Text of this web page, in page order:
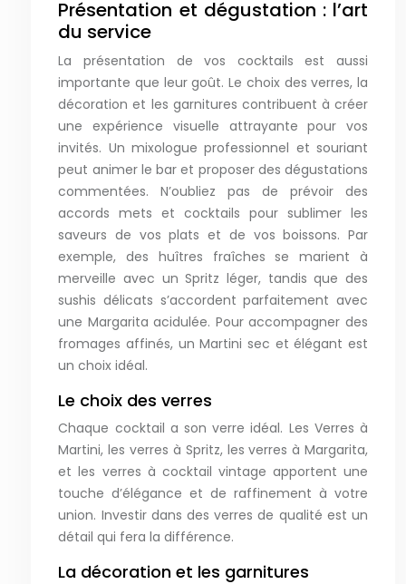
Présentation et dégustation : l’art
du service
La présentation de vos cocktails est aussi
importante que leur goût. Le choix des verres, la
décoration et les garnitures contribuent à créer
une expérience visuelle attrayante pour vos
invités. Un mixologue professionnel et souriant
peut animer le bar et proposer des dégustations
commentées. N’oubliez pas de prévoir des
accords mets et cocktails pour sublimer les
saveurs de vos plats et de vos boissons. Par
exemple, des huîtres fraîches se marient à
merveille avec un Spritz léger, tandis que des
sushis délicats s’accordent parfaitement avec
une Margarita acidulée. Pour accompagner des
fromages affinés, un Martini sec et élégant est
un choix idéal.
Le choix des verres
Chaque cocktail a son verre idéal. Les Verres à
Martini, les verres à Spritz, les verres à Margarita,
et les verres à cocktail vintage apportent une
touche d’élégance et de raffinement à votre
union. Investir dans des verres de qualité est un
détail qui fera la différence.
La décoration et les garnitures